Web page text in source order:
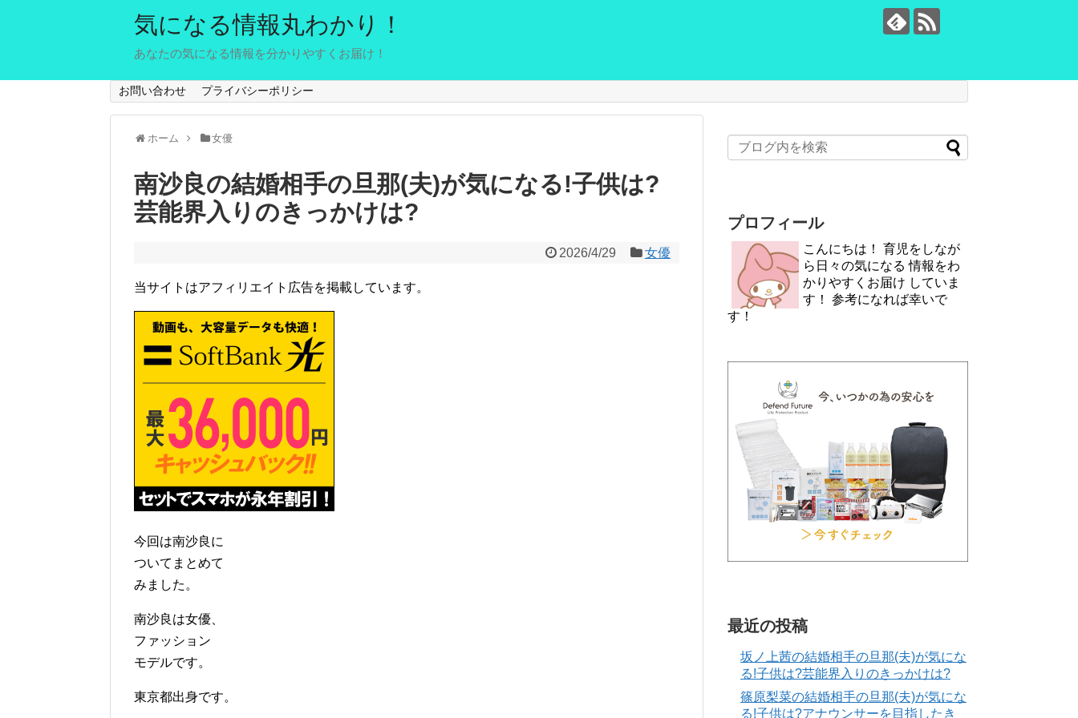
気になる情報丸わかり！
あなたの気になる情報を分かりやすくお届け！
お問い合わせ プライバシーポリシー
ホーム 女優
南沙良の結婚相手の旦那(夫)が気になる!子供は?
芸能界入りのきっかけは?
2026/4/29 女優
当サイトはアフィリエイト広告を掲載しています。
今回は南沙良に
ついてまとめて
みました。
南沙良は女優、
ファッション
モデルです。
東京都出身です。
プロフィール
こんにちは！ 育児をしなが
ら日々の気になる 情報をわ
かりやすくお届け していま
す！ 参考になれば幸いで
す！
最近の投稿
坂ノ上茜の結婚相手の旦那(夫)が気にな
る!子供は?芸能界入りのきっかけは?
篠原梨菜の結婚相手の旦那(夫)が気にな
る!子供は?アナウンサーを目指したき